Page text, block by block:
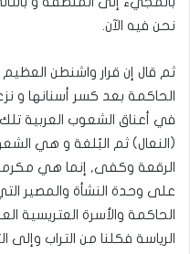
نحن فيه الآن.
ثم قال إن قرار واشنطن العظيم
الحاكمة بعد كسر أسنانها و
في أعناق الشعوب العربية
(النعال) ثم البُلغة و هي
الرقعة وكفى, إنما هي مكرمة
على وحدة النشأة والمصير
الحاكمة والأسرة
الرياسة فكلنا من التراب وإلى